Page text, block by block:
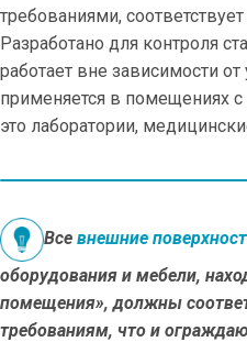
требованиями,
Разработано для контроля
работает вне зависимости
применяется в помещениях с
это лаборатории,
Все внешние
оборудования и мебели,
помещения», должны
требованиям, что и